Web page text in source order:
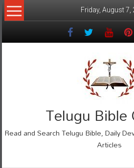
Skip
to
Friday, August 7,
Telugu Bible
Read and Search Telugu Bible, Daily
Articles